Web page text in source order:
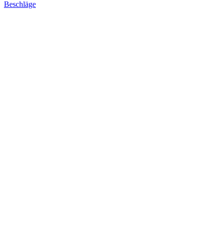
Beschläge